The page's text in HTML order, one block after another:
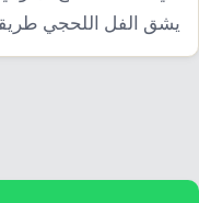
يشق الفل اللحجي